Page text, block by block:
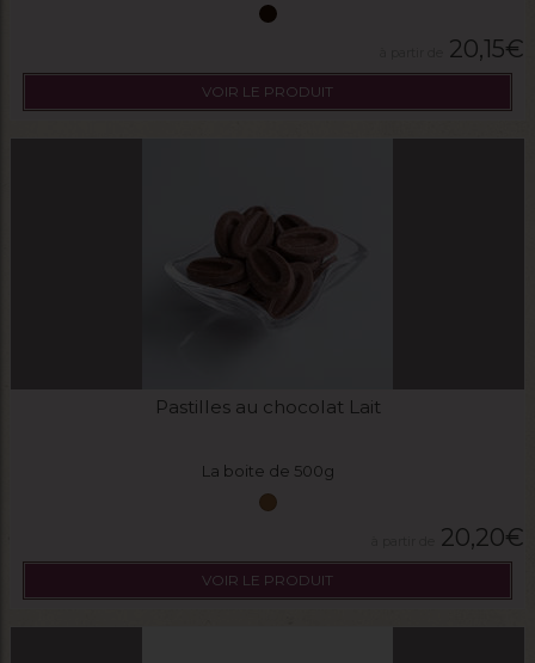
20,15€
VOIR LE PRODUIT
Pastilles au chocolat Lait
La boite de 500g
20,20€
VOIR LE PRODUIT